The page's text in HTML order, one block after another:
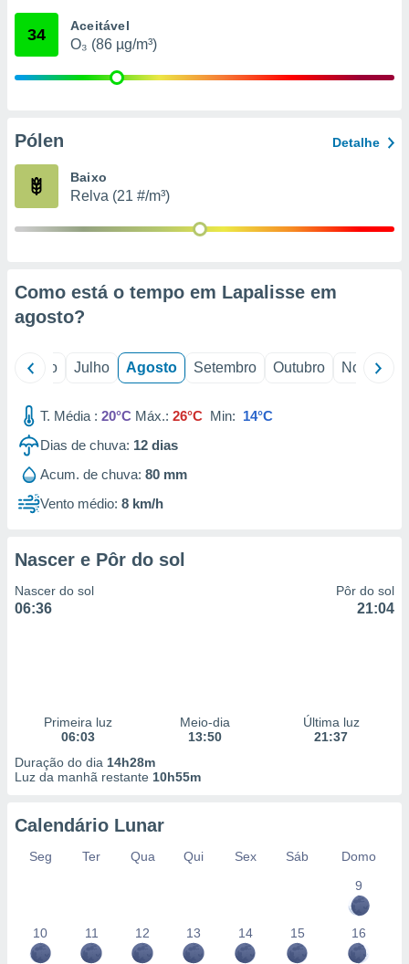
através
estudos
1199
34 Aceitável
O₃ (86 µg/m³)
Pólen Detalhe
Baixo
Relva (21 #/m³)
Como está o tempo em Lapalisse em
agosto?
Junho Julho Agosto Setembro Outubro Novembro
T. Média : 20°C Máx.: 26°C Min: 14°C
Dias de chuva: 12 dias
Acum. de chuva: 80 mm
Vento médio: 8 km/h
Nascer e Pôr do sol
Nascer do sol
06:36
Pôr do sol
21:04
Primeira luz
06:03
Meio-dia
13:50
Última luz
21:37
Duração do dia 14h28m
Luz da manhã restante 10h55m
Calendário Lunar
Seg Ter Qua Qui Sex Sáb
Domo
9
10 11 12 13 14 15 16